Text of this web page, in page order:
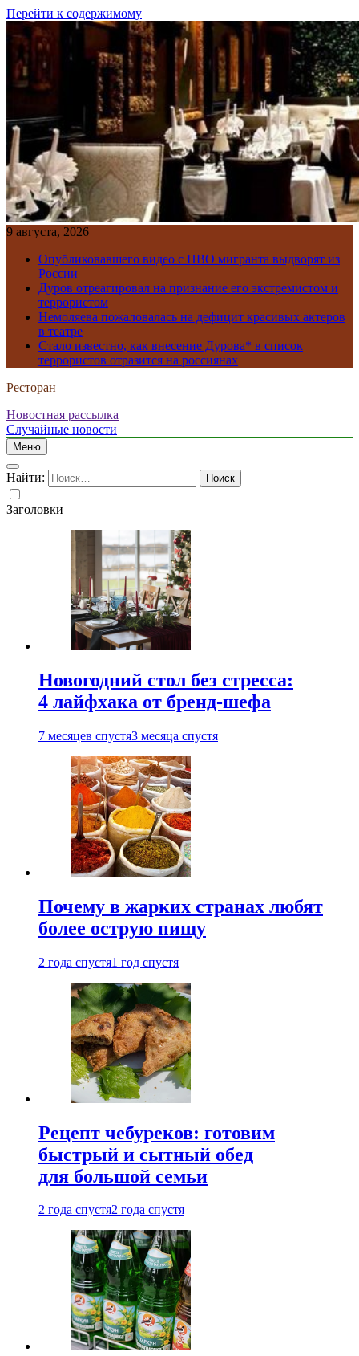
Перейти к содержимому
9 августа, 2026
Опубликовавшего видео с ПВО мигранта выдворят из
России
Дуров отреагировал на признание его экстремистом и
террористом
Немоляева пожаловалась на дефицит красивых актеров
в театре
Стало известно, как внесение Дурова* в список
террористов отразится на россиянах
Ресторан
Новостная рассылка
Случайные новости
Меню
Найти:
Заголовки
Новогодний стол без стресса:
4 лайфхака от бренд-шефа
7 месяцев спустя3 месяца спустя
Почему в жарких странах любят
более острую пищу
2 года спустя1 год спустя
Рецепт чебуреков: готовим
быстрый и сытный обед
для большой семьи
2 года спустя2 года спустя